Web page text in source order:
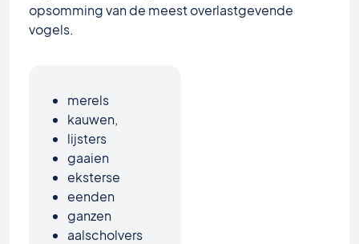
opsomming van de meest overlastgevende
vogels.
merels
kauwen,
lijsters
gaaien
eksterse
eenden
ganzen
aalscholvers